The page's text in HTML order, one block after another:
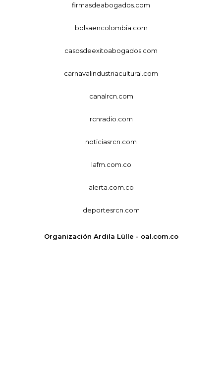
firmasdeabogados.com
bolsaencolombia.com
casosdeexitoabogados.com
carnavalindustriacultural.com
canalrcn.com
rcnradio.com
noticiasrcn.com
lafm.com.co
alerta.com.co
deportesrcn.com
Organización Ardila Lülle - oal.com.co